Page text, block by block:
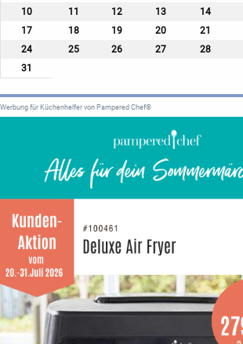
10
11 12 13 14
17
18 19 20 21
24
25 26 27 28
31
Werbung für Küchenhelfer von Pampered Chef®